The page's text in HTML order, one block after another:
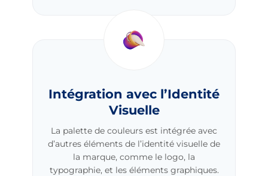
Intégration avec l’Identité
Visuelle
La palette de couleurs est intégrée avec
d’autres éléments de l’identité visuelle de
la marque, comme le logo, la
typographie, et les éléments graphiques.